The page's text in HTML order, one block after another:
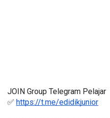
JOIN Group Telegram Pelajar
✅ https://t.me/edidikjunior